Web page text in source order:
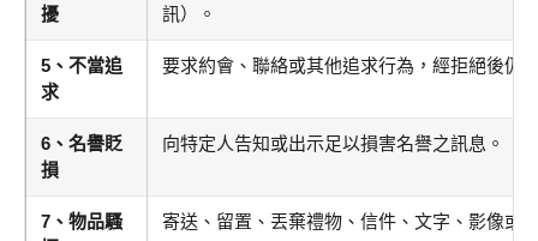
擾
訊）。
5、不當追
求
要求約會、聯絡或其他追求行為，經拒絕後仍
6、名譽貶
損
向特定人告知或出示足以損害名譽之訊息。
7、物品騷
寄送、留置、丟棄禮物、信件、文字、影像或